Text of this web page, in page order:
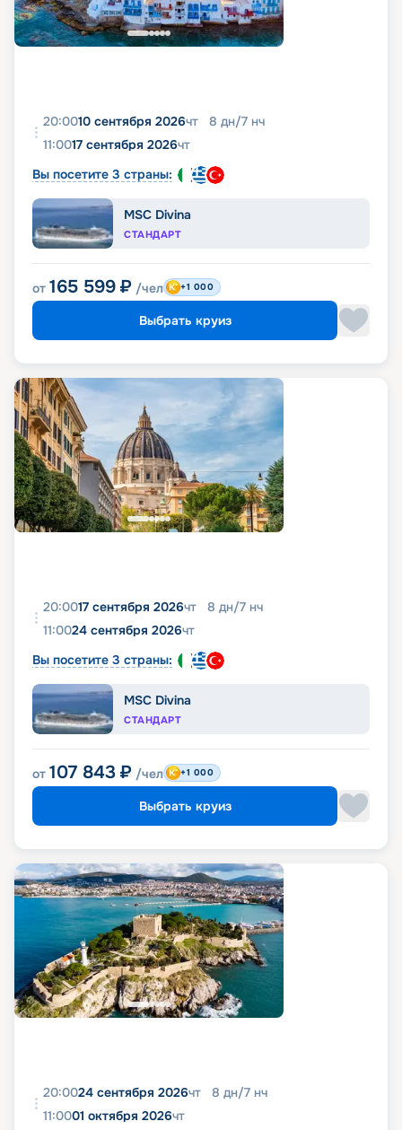
20:0010 сентября 2026чт 8 дн/7 нч
11:0017 сентября 2026чт
Вы посетите 3 страны:
MSC Divina
СТАНДАРТ
от 165 599 ₽ /чел +1 000
Выбрать круиз
20:0017 сентября 2026чт 8 дн/7 нч
11:0024 сентября 2026чт
Вы посетите 3 страны:
MSC Divina
СТАНДАРТ
от 107 843 ₽ /чел +1 000
Выбрать круиз
20:0024 сентября 2026чт 8 дн/7 нч
11:0001 октября 2026чт